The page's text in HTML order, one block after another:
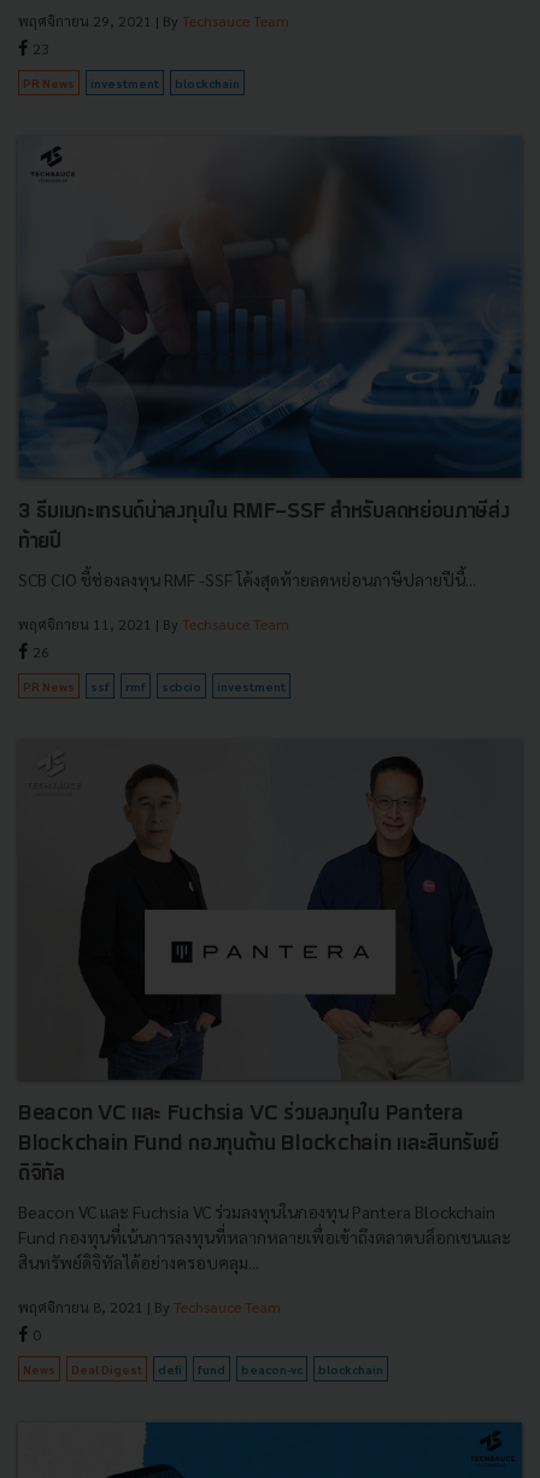
พฤศจิกายน 29, 2021 | By Techsauce Team
23
PR News investment blockchain
3 ธีมเมกะเทรนด์น่าลงทุนใน RMF-SSF สำหรับลดหย่อนภาษีส่ง
ท้ายปี
SCB CIO ชี้ช่องลงทุน RMF -SSF โค้งสุดท้ายลดหย่อนภาษีปลายปีนี้...
พฤศจิกายน 11, 2021 | By Techsauce Team
26
PR News ssf rmf scbcio investment
Beacon VC และ Fuchsia VC ร่วมลงทุนใน Pantera
Blockchain Fund กองทุนด้าน Blockchain และสินทรัพย์
ดิจิทัล
Beacon VC และ Fuchsia VC ร่วมลงทุนในกองทุน Pantera Blockchain
Fund กองทุนที่เน้นการลงทุนที่หลากหลายเพื่อเข้าถึงตลาดบล็อกเชนและ
สินทรัพย์ดิจิทัลได้อย่างครอบคลุม...
พฤศจิกายน 8, 2021 | By Techsauce Team
0
News Deal Digest defi fund beacon-vc blockchain